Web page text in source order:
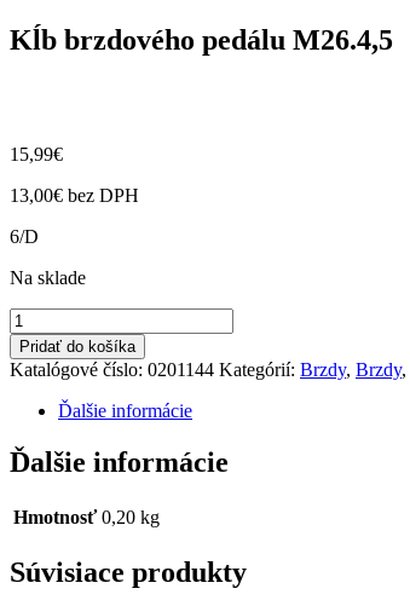
Kĺb brzdového pedálu M26.4,5
15,99€
13,00€ bez DPH
6/D
Na sklade
množstvo
Kĺb
brzdového
pedálu
M26.4,5
Pridať do košíka
Katalógové číslo: 0201144 Kategórií: Brzdy, Brzdy,
Ďalšie informácie
Ďalšie informácie
Hmotnosť 0,20 kg
Súvisiace produkty